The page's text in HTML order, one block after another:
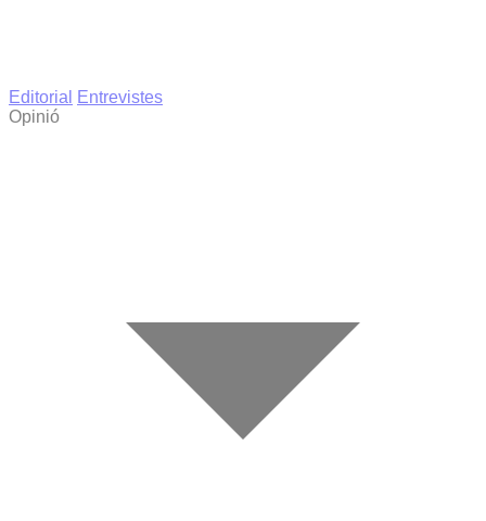
Editorial
Entrevistes
Opinió